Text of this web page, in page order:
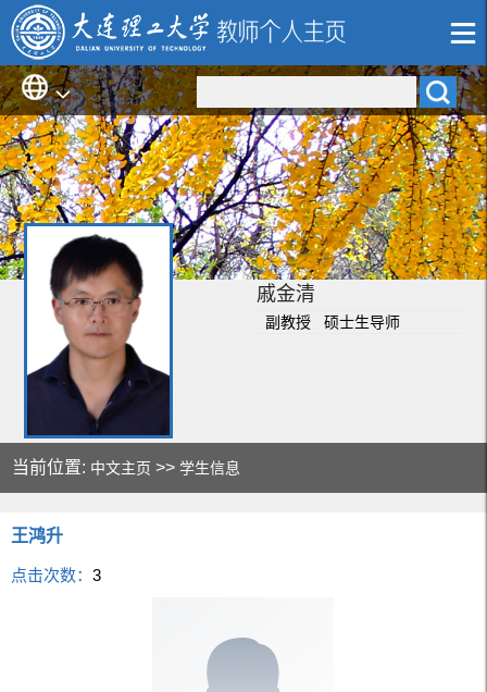
戚金清
副教授 硕士生导师
当前位置: 中文主页 >>学生信息
王鸿升
点击次数：3